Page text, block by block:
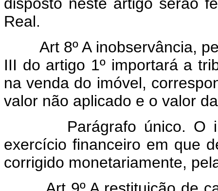
Real.
Art 8º A inobservância,
III do artigo 1º importará a
na venda do imóvel,
valor não aplicado e o valor
Parágrafo único. O
exercício financeiro em que
corrigido monetariamente,